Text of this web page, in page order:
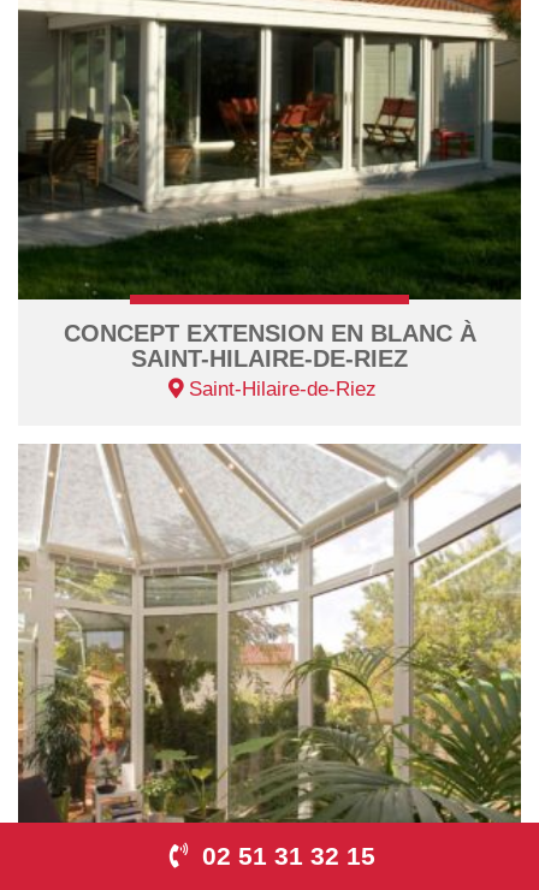
02 51 31 32 15
CONCEPT EXTENSION EN BLANC À
SAINT-HILAIRE-DE-RIEZ
Saint-Hilaire-de-Riez